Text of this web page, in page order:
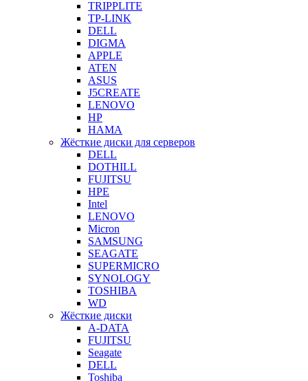
TRIPPLITE
TP-LINK
DELL
DIGMA
APPLE
ATEN
ASUS
J5CREATE
LENOVO
HP
HAMA
Жёсткие диски для серверов
DELL
DOTHILL
FUJITSU
HPE
Intel
LENOVO
Micron
SAMSUNG
SEAGATE
SUPERMICRO
SYNOLOGY
TOSHIBA
WD
Жёсткие диски
A-DATA
FUJITSU
Seagate
DELL
Toshiba